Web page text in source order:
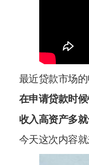
最近贷款市场
在申请贷款时
收入高资产多
今天这次内容